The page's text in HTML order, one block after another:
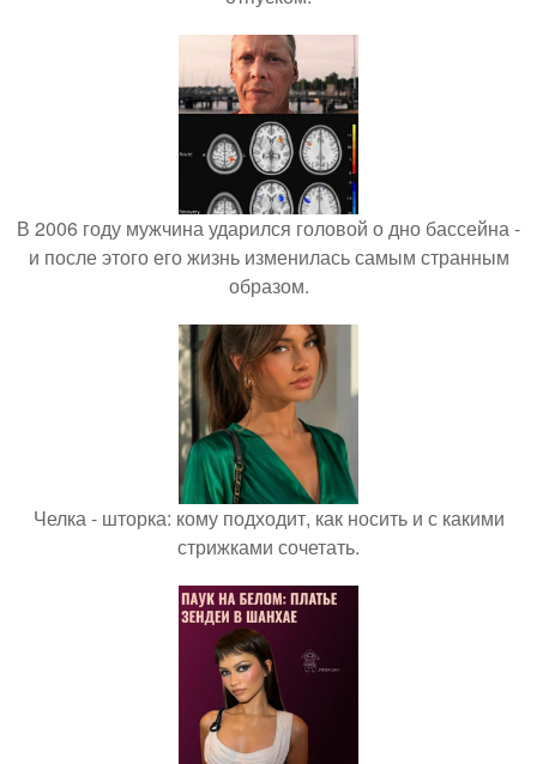
В 2006 году мужчина ударился головой о дно бассейна -
и после этого его жизнь изменилась самым странным
образом.
Челка - шторка: кому подходит, как носить и с какими
стрижками сочетать.